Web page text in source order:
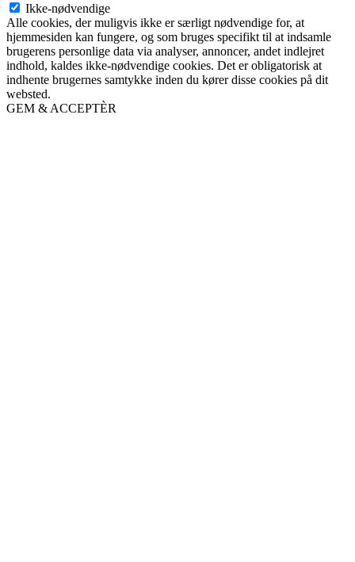
Ikke-nødvendige
Alle cookies, der muligvis ikke er særligt nødvendige for, at
hjemmesiden kan fungere, og som bruges specifikt til at indsamle
brugerens personlige data via analyser, annoncer, andet indlejret
indhold, kaldes ikke-nødvendige cookies. Det er obligatorisk at
indhente brugernes samtykke inden du kører disse cookies på dit
websted.
GEM & ACCEPTÈR